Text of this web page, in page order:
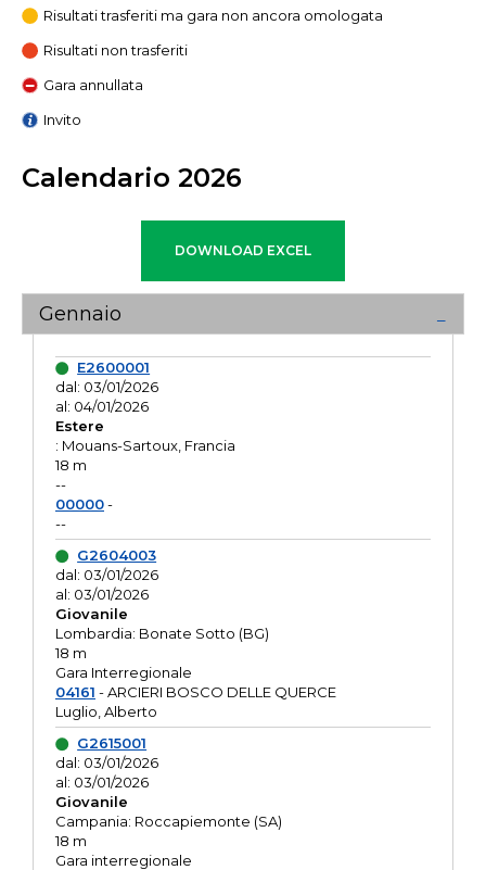
Risultati trasferiti ma gara non ancora omologata
Risultati non trasferiti
Gara annullata
Invito
Calendario 2026
Gennaio
E2600001
dal: 03/01/2026
al: 04/01/2026
Estere
: Mouans-Sartoux, Francia
18 m
--
00000-
--
G2604003
dal: 03/01/2026
al: 03/01/2026
Giovanile
Lombardia: Bonate Sotto (BG)
18 m
Gara Interregionale
04161 - ARCIERI BOSCO DELLE QUERCE
Luglio, Alberto
G2615001
dal: 03/01/2026
al: 03/01/2026
Giovanile
Campania: Roccapiemonte (SA)
18 m
Gara interregionale